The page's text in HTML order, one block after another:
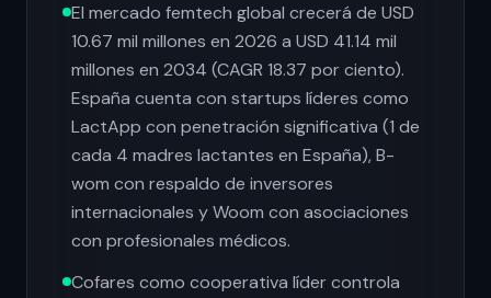
El mercado femtech global crecerá de USD
10.67 mil millones en 2026 a USD 41.14 mil
millones en 2034 (CAGR 18.37 por ciento).
España cuenta con startups líderes como
LactApp con penetración significativa (1 de
cada 4 madres lactantes en España), B-
wom con respaldo de inversores
internacionales y Woom con asociaciones
con profesionales médicos.
Cofares como cooperativa líder controla